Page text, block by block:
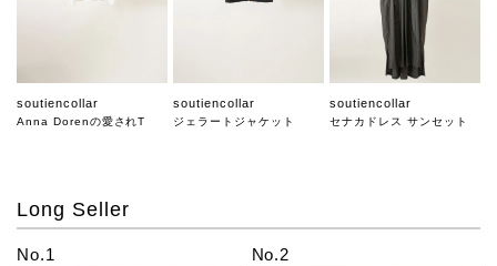
soutiencollar
Anna Dorenの愛されT
soutiencollar
ジェラートジャケット
soutiencollar
セナカドレス サンセット
Long Seller
No.1 No.2